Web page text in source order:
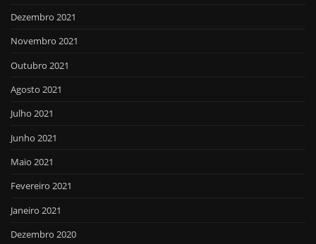
Dezembro 2021
Novembro 2021
Outubro 2021
Agosto 2021
Julho 2021
Junho 2021
Maio 2021
Fevereiro 2021
Janeiro 2021
Dezembro 2020